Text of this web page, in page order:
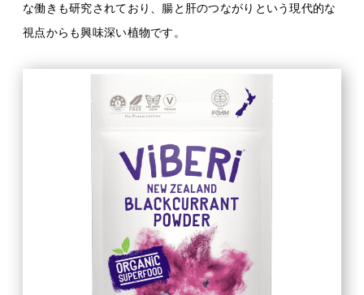
な働きも研究されており、腸と肝のつながりという現代的な
視点からも興味深い植物です。